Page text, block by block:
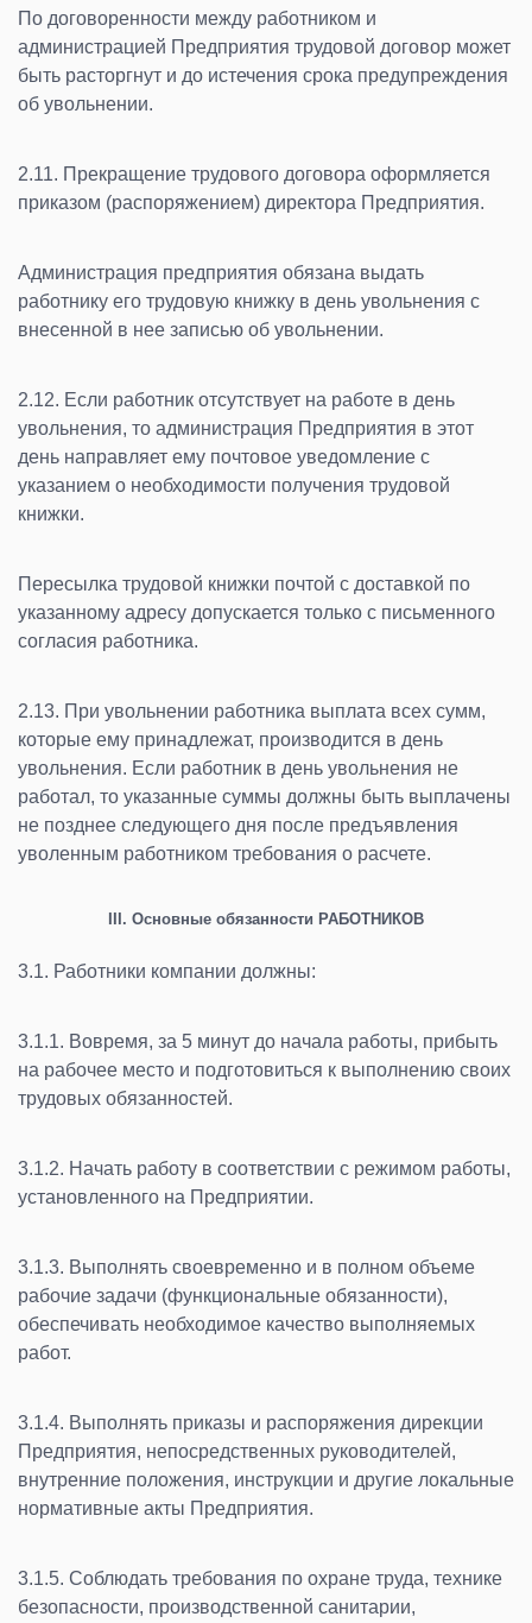
По договоренности между работником и
администрацией Предприятия трудовой договор может
быть расторгнут и до истечения срока предупреждения
об увольнении.
2.11. Прекращение трудового договора оформляется
приказом (распоряжением) директора Предприятия.
Администрация предприятия обязана выдать
работнику его трудовую книжку в день увольнения с
внесенной в нее записью об увольнении.
2.12. Если работник отсутствует на работе в день
увольнения, то администрация Предприятия в этот
день направляет ему почтовое уведомление с
указанием о необходимости получения трудовой
книжки.
Пересылка трудовой книжки почтой с доставкой по
указанному адресу допускается только с письменного
согласия работника.
2.13. При увольнении работника выплата всех сумм,
которые ему принадлежат, производится в день
увольнения. Если работник в день увольнения не
работал, то указанные суммы должны быть выплачены
не позднее следующего дня после предъявления
уволенным работником требования о расчете.
III. Основные обязанности РАБОТНИКОВ
3.1. Работники компании должны:
3.1.1. Вовремя, за 5 минут до начала работы, прибыть
на рабочее место и подготовиться к выполнению своих
трудовых обязанностей.
3.1.2. Начать работу в соответствии с режимом работы,
установленного на Предприятии.
3.1.3. Выполнять своевременно и в полном объеме
рабочие задачи (функциональные обязанности),
обеспечивать необходимое качество выполняемых
работ.
3.1.4. Выполнять приказы и распоряжения дирекции
Предприятия, непосредственных руководителей,
внутренние положения, инструкции и другие локальные
нормативные акты Предприятия.
3.1.5. Соблюдать требования по охране труда, технике
безопасности, производственной санитарии,